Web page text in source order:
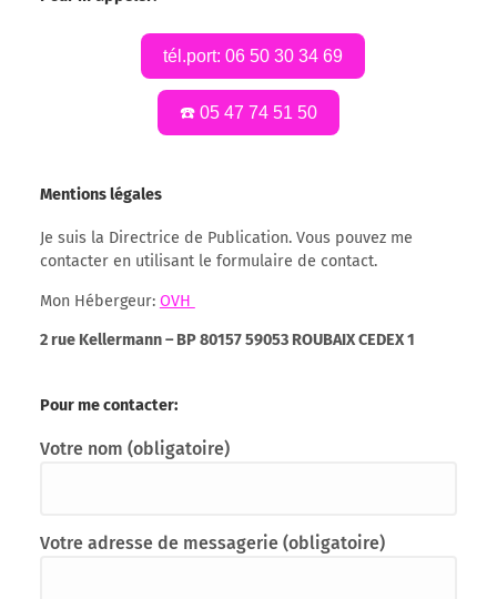
tél.port: 06 50 30 34 69
☎️ 05 47 74 51 50
Mentions légales
Je suis la Directrice de Publication. Vous pouvez me
contacter en utilisant le formulaire de contact.
Mon Hébergeur: OVH
2 rue Kellermann – BP 80157 59053 ROUBAIX CEDEX 1
Pour me contacter:
Votre nom (obligatoire)
Votre adresse de messagerie (obligatoire)